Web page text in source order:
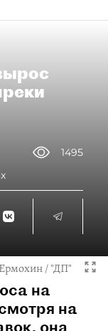
1495
/ "ДП"
на
на
она